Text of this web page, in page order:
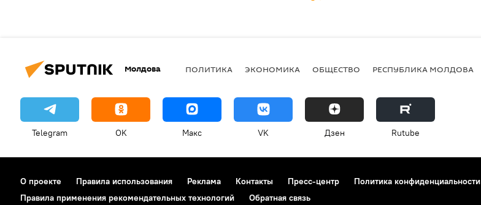
Молдова ПОЛИТИКА ЭКОНОМИКА ОБЩЕСТВО РЕСПУБЛИКА МОЛДОВА
Telegram OK Макс VK Дзен Rutube
О проекте Правила использования Реклама Контакты Пресс-центр Политика конфиденциальности
Правила применения рекомендательных технологий
Обратная связь